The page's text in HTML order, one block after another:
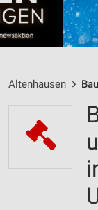
Altenhausen